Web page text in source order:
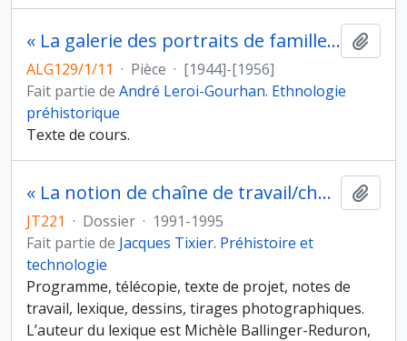
« La galerie des portraits de famille... »
ALG129/1/11 · Pièce · [1944]-[1956]
Fait partie de André Leroi-Gourhan. Ethnologie
préhistorique
Texte de cours.
« La notion de chaîne de travail/chaîne opératoire et son application à l’élaboration/construction de la recherche », exposé au Carrefour des métiers : les dessinateurs en archéologie, Centre de recherches archéologiques, Valbonne, le 28 novembre 1995 et préparation de la publication
JT221 · Dossier · 1991-1995
Fait partie de Jacques Tixier. Préhistoire et
technologie
Programme, télécopie, texte de projet, notes de
travail, lexique, dessins, tirages photographiques.
L’auteur du lexique est Michèle Ballinger-Reduron,